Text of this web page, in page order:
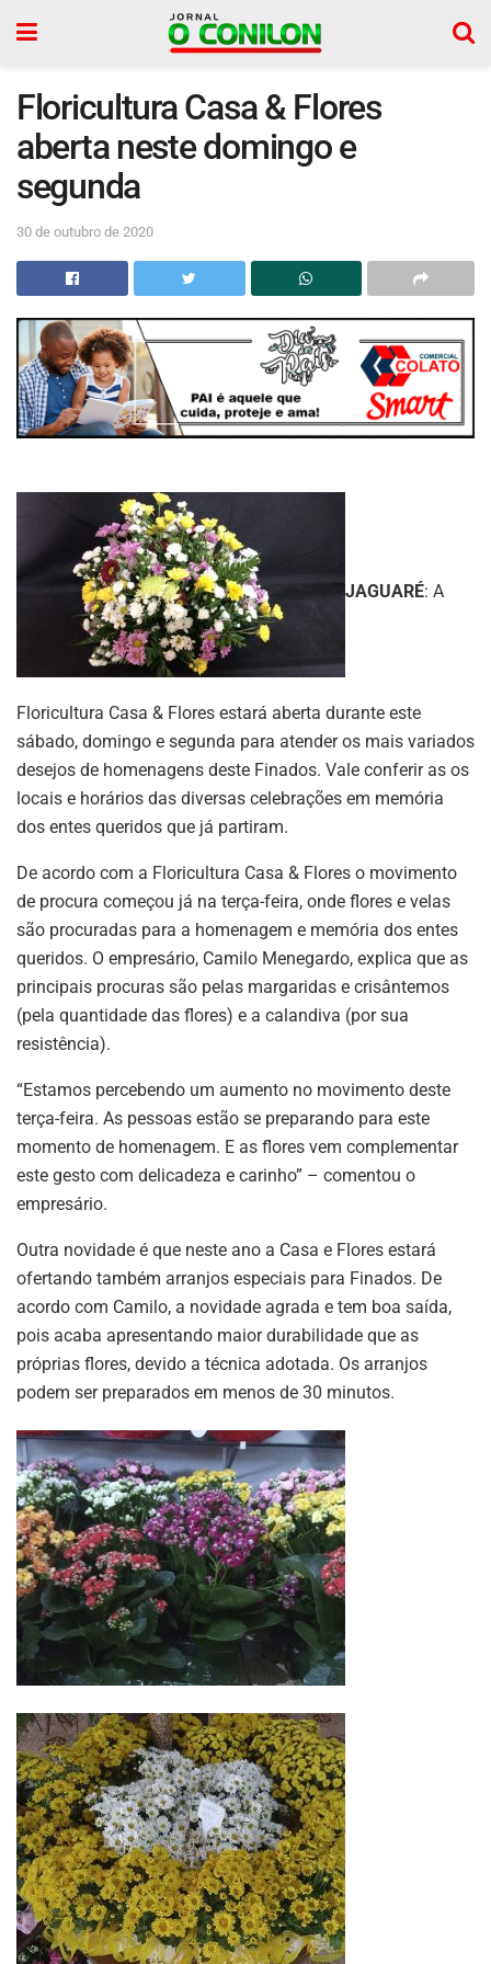
Floricultura Casa & Flores
aberta neste domingo e
segunda
30 de outubro de 2020
JAGUARÉ: A
Floricultura Casa & Flores estará aberta durante este
sábado, domingo e segunda para atender os mais variados
desejos de homenagens deste Finados. Vale conferir as os
locais e horários das diversas celebrações em memória
dos entes queridos que já partiram.
De acordo com a Floricultura Casa & Flores o movimento
de procura começou já na terça-feira, onde flores e velas
são procuradas para a homenagem e memória dos entes
queridos. O empresário, Camilo Menegardo, explica que as
principais procuras são pelas margaridas e crisântemos
(pela quantidade das flores) e a calandiva (por sua
resistência).
“Estamos percebendo um aumento no movimento deste
terça-feira. As pessoas estão se preparando para este
momento de homenagem. E as flores vem complementar
este gesto com delicadeza e carinho” – comentou o
empresário.
Outra novidade é que neste ano a Casa e Flores estará
ofertando também arranjos especiais para Finados. De
acordo com Camilo, a novidade agrada e tem boa saída,
pois acaba apresentando maior durabilidade que as
próprias flores, devido a técnica adotada. Os arranjos
podem ser preparados em menos de 30 minutos.